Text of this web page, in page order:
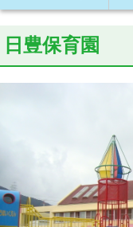
日豊保育園